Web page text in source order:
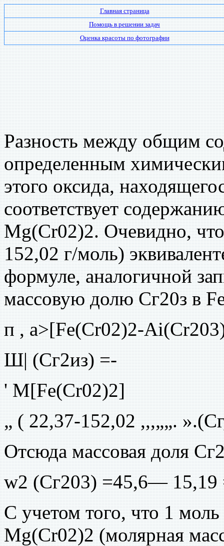
Главная страница
Помощь в решении задач
Оценка красоты по фотографии
Разность между общим
определенным
этого оксида,
соответствует
Mg(Cr02)2. Очевидно,
152,02 г/моль)
формуле, аналогичной
массовую долю Сг20з в
п , a>[Fe(Cr02)2-
Ш| (Сг2из) =-
' M[Fe(Cr02)2]
„ ( 22,37-152,02 ,,,„„.
Отсюда массовая доля
w2 (Сг203) =45,6— 15,19
С учетом того, что 1
Mg(Cr02)2 (молярная